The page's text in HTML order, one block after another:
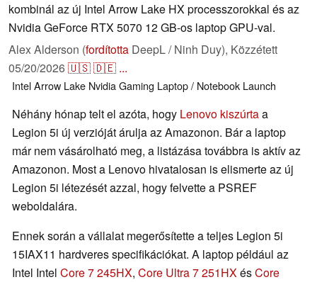
kombinál az új Intel Arrow Lake HX processzorokkal és az
Nvidia GeForce RTX 5070 12 GB-os laptop GPU-val.
Alex Alderson (fordította DeepL / Ninh Duy), Közzétett
05/20/2026🇺🇸🇩🇪 ...
IntelArrow Lake NvidiaGaming Laptop / Notebook Launch
Néhány hónap telt el azóta, hogy Lenovo kiszúrtaa
Legion 5i új verzióját árulja az Amazonon. Bár a laptop
már nem vásárolható meg, a listázása továbbra is aktív az
Amazonon. Most a Lenovo hivatalosan is elismerte az új
Legion 5i létezését azzal, hogy felvette a PSREF
weboldalára.
Ennek során a vállalat megerősítette a teljes Legion 5i
15IAX11 hardveres specifikációkat. A laptop például az
Intel Intel Core 7 245HX, Core Ultra 7 251HXésCore